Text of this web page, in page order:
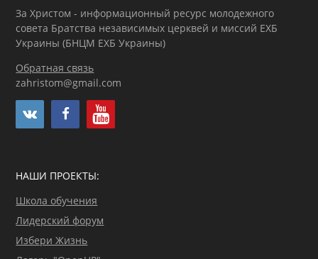
За Христом - информационный ресурс молодежного
совета Братства независимых церквей и миссий ЕХБ
Украины (БНЦМ ЕХБ Украины)
Обратная связь
zahristom@gmail.com
НАШИ ПРОЕКТЫ:
Школа обучения
Лидерский форум
Избери Жизнь